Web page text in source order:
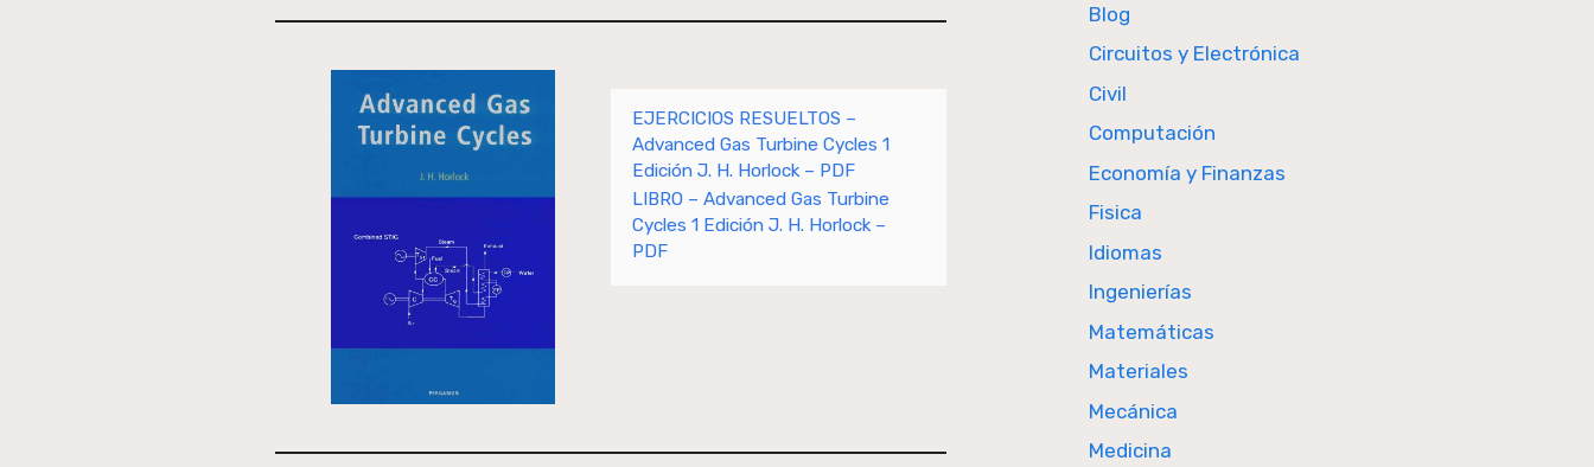
EJERCICIOS RESUELTOS –
Advanced Gas Turbine Cycles 1
Edición J. H. Horlock – PDF
LIBRO – Advanced Gas Turbine
Cycles 1 Edición J. H. Horlock –
PDF
Blog
Circuitos y Electrónica
Civil
Computación
Economía y Finanzas
Fisica
Idiomas
Ingenierías
Matemáticas
Materiales
Mecánica
Medicina